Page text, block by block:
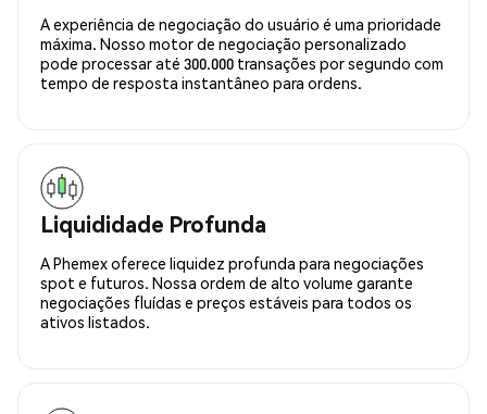
A experiência de negociação do usuário é uma prioridade
máxima. Nosso motor de negociação personalizado
pode processar até 300.000 transações por segundo com
tempo de resposta instantâneo para ordens.
Liquididade Profunda
A Phemex oferece liquidez profunda para negociações
spot e futuros. Nossa ordem de alto volume garante
negociações fluídas e preços estáveis para todos os
ativos listados.